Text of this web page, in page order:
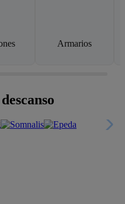
Armarios